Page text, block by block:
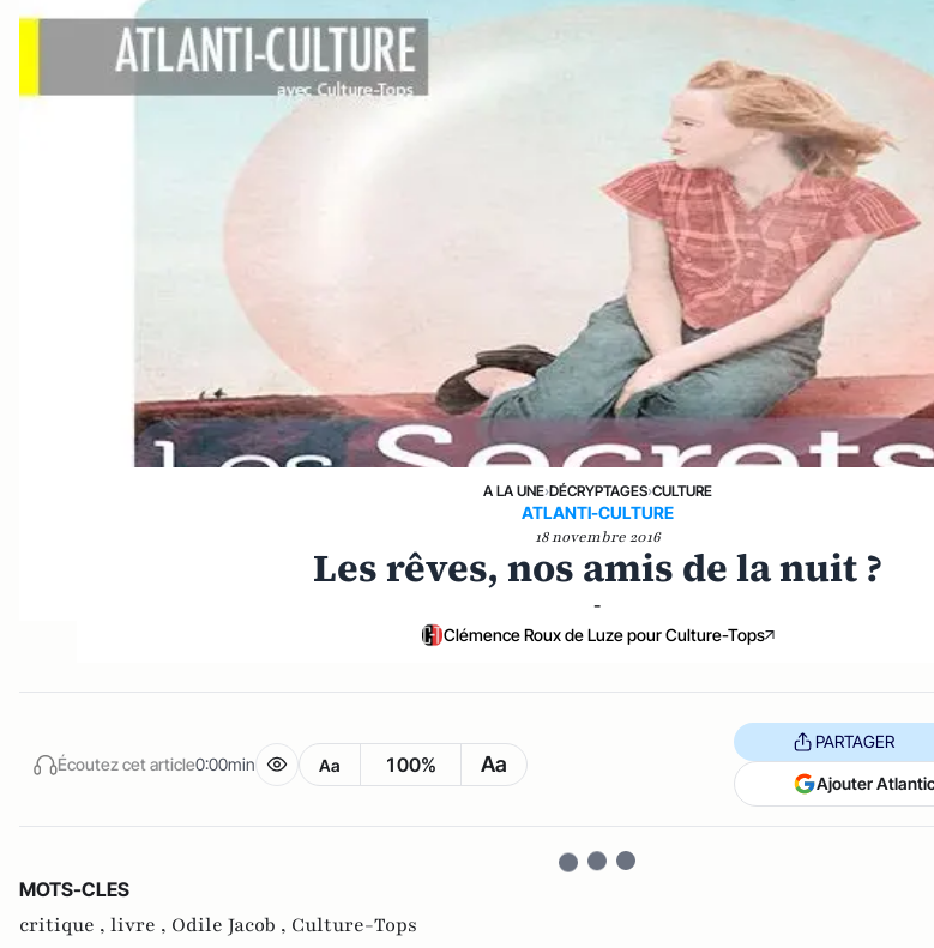
A LA UNE›DÉCRYPTAGES›CULTURE
ATLANTI-CULTURE
18 novembre 2016
Les rêves, nos amis de la nuit ?
-
Clémence Roux de Luze pour Culture-Tops
Écoutez cet article0:00min Aa 100% Aa
PARTAGER
Ajouter
MOTS-CLES
critique , livre , Odile Jacob , Culture-Tops